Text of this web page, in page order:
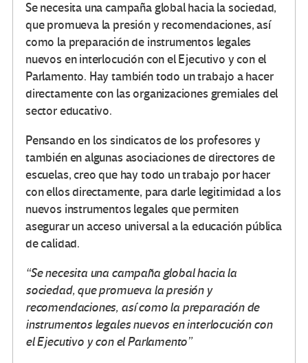
Se necesita una campaña global hacia la sociedad,
que promueva la presión y recomendaciones, así
como la preparación de instrumentos legales
nuevos en interlocución con el Ejecutivo y con el
Parlamento. Hay también todo un trabajo a hacer
directamente con las organizaciones gremiales del
sector educativo.
Pensando en los sindicatos de los profesores y
también en algunas asociaciones de directores de
escuelas, creo que hay todo un trabajo por hacer
con ellos directamente, para darle legitimidad a los
nuevos instrumentos legales que permiten
asegurar un acceso universal a la educación pública
de calidad.
“Se necesita una campaña global hacia la
sociedad, que promueva la presión y
recomendaciones, así como la preparación de
instrumentos legales nuevos en interlocución con
el Ejecutivo y con el Parlamento”